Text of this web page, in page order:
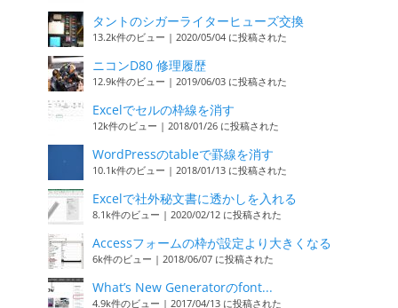
タントのシガーライターヒューズ交換
13.2k件のビュー | 2020/05/04 に投稿された
ニコンD80 修理履歴
12.9k件のビュー | 2019/06/03 に投稿された
Excelでセルの枠線を消す
12k件のビュー | 2018/01/26 に投稿された
WordPressのtableで罫線を消す
10.1k件のビュー | 2018/01/13 に投稿された
Excelで社外秘文書に透かしを入れる
8.1k件のビュー | 2020/02/12 に投稿された
Accessフォームの枠が設定より大きくなる
6k件のビュー | 2018/06/07 に投稿された
What’s New Generatorのfont...
4.9k件のビュー | 2017/04/13 に投稿された